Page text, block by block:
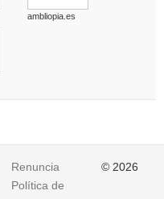
ambliopia.es
Renuncia
Política de
© 2026